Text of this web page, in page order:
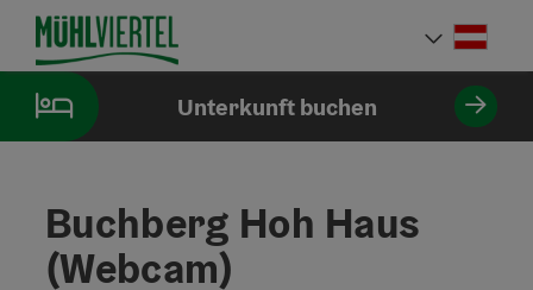
Zum InhaltAccesskey
[0]
Zur Navigation
Zum Seitenanfang
Zur Kontaktseite
Zur SucheAccesskey
[4]
Zum Impressum
Zu den Hinweisen zur Bedienung der Website Accesskey
Zur StartseiteAccesskey
[7]
Unterkunft buchen
Buchberg Hoh Haus
(Webcam)